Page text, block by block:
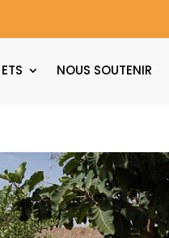
NOUS SOUTENIR